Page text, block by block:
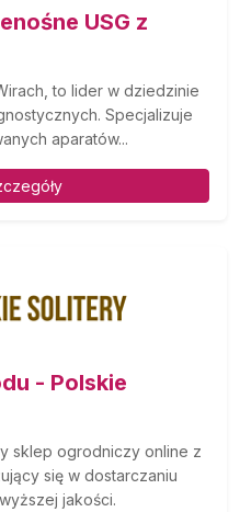
USG z
to lider w dziedzinie
Specjalizuje
aparatów...
- Polskie
sklep ogrodniczy online z
się w dostarczaniu
jakości.